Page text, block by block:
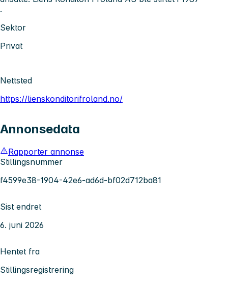
.
Sektor
Privat
Nettsted
https://lienskonditorifroland.no/
Annonsedata
Rapporter annonse
Stillingsnummer
f4599e38-1904-42e6-ad6d-bf02d712ba81
Sist endret
6. juni 2026
Hentet fra
Stillingsregistrering